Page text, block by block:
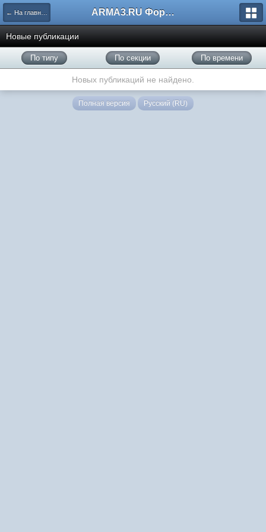
← На главную ARMA3.RU Форум
Новые публикации
По типу По секции По времени
Новых публикаций не найдено.
Полная версия Русский (RU)